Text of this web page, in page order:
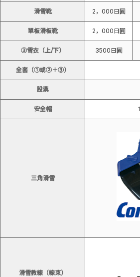
滑雪靴 2，000日圓
單板滑板靴 2，000日圓
③雪衣（上/下） 3500日圓
全套（①或②＋③）
股票
安全帽
三角滑雪
滑雪教練（線束）